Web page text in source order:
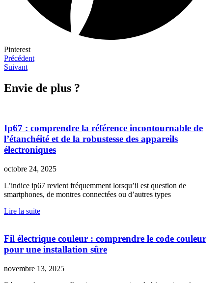
Pinterest
Précédent
Suivant
Envie de plus ?
Ip67 : comprendre la référence incontournable de
l’étanchéité et de la robustesse des appareils
électroniques
octobre 24, 2025
L’indice ip67 revient fréquemment lorsqu’il est question de
smartphones, de montres connectées ou d’autres types
Lire la suite
Fil électrique couleur : comprendre le code couleur
pour une installation sûre
novembre 13, 2025